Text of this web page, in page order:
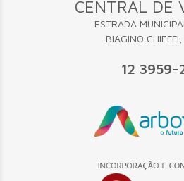
CENTRAL DE
ESTRADA
BIAGINO
12 3959-